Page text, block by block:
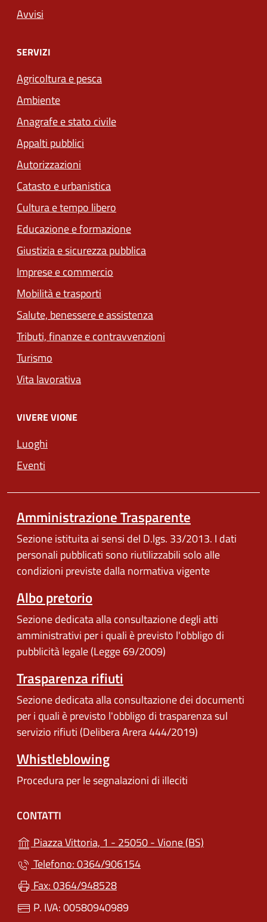
Avvisi
SERVIZI
Agricoltura e pesca
Ambiente
Anagrafe e stato civile
Appalti pubblici
Autorizzazioni
Catasto e urbanistica
Cultura e tempo libero
Educazione e formazione
Giustizia e sicurezza pubblica
Imprese e commercio
Mobilità e trasporti
Salute, benessere e assistenza
Tributi, finanze e contravvenzioni
Turismo
Vita lavorativa
VIVERE VIONE
Luoghi
Eventi
Amministrazione Trasparente
Sezione istituita ai sensi del D.lgs. 33/2013. I dati
personali pubblicati sono riutilizzabili solo alle
condizioni previste dalla normativa vigente
Albo pretorio
Sezione dedicata alla consultazione degli atti
amministrativi per i quali è previsto l'obbligo di
pubblicità legale (Legge 69/2009)
Trasparenza rifiuti
Sezione dedicata alla consultazione dei documenti
per i quali è previsto l'obbligo di trasparenza sul
servizio rifiuti (Delibera Arera 444/2019)
Whistleblowing
Procedura per le segnalazioni di illeciti
CONTATTI
Piazza Vittoria, 1 - 25050 - Vione (BS)
Telefono: 0364/906154
Fax: 0364/948528
P. IVA: 00580940989